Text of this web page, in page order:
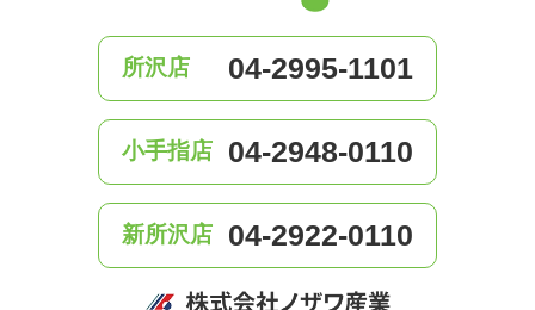
所沢店 04-2995-1101
小手指店 04-2948-0110
新所沢店 04-2922-0110